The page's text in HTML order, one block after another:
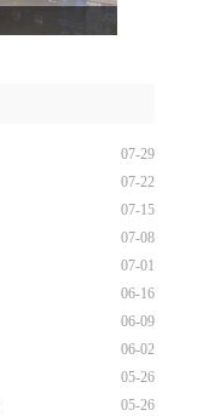
07-29
07-22
07-15
07-08
07-01
06-16
06-09
06-02
05-26
05-26